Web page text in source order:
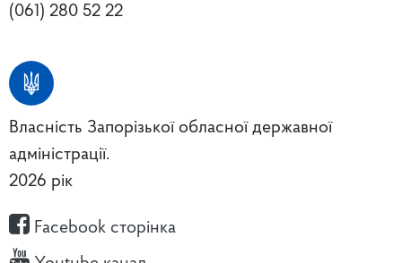
(061) 280 52 22
Власність Запорізької обласної державної
адміністрації.
2026 рік
Facebook сторінка